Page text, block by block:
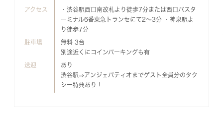
アクセス
・渋谷駅西口南改札より徒歩7分または西口バスタ
ーミナル6番東急トランセにて2～3分 ・神泉駅よ
り徒歩7分
駐車場
無料 3台
別途近くにコインパーキングも有
送迎
あり
渋谷駅⇒アンジェパティオまでゲスト全員分のタク
シー特典あり！